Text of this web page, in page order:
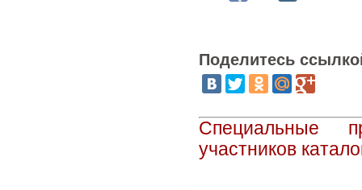
Поделитесь
Специальные
участников